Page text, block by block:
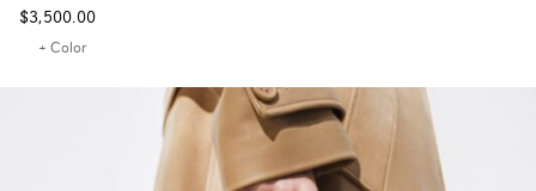
$3,500.00
+ Color